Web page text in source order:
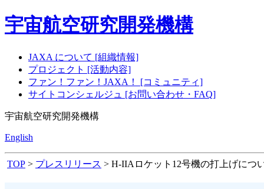
宇宙航空研究開発機構
JAXA について [組織情報]
プロジェクト [活動内容]
ファン！ファン！JAXA！ [コミュニティ]
サイトコンシェルジュ [お問い合わせ・FAQ]
宇宙航空研究開発機構
English
TOP > プレスリリース > H-IIAロケット12号機の打上げにつ